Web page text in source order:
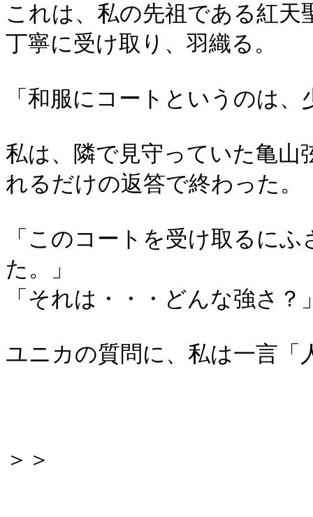
これは、私の先祖である紅
丁寧に受け取り、羽織る。
「和服にコートというのは
私は、隣で見守っていた亀山
れるだけの返答で終わった。
「このコートを受け取るに
た。」
「それは・・・どんな強さ？
ユニカの質問に、私は一言
＞＞